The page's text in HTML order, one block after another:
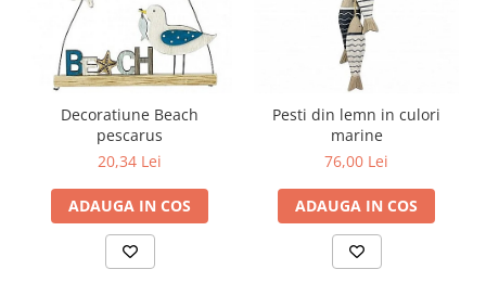
Decoratiune Beach
pescarus
20,34 Lei
ADAUGA IN COS
Pesti din lemn in culori
marine
76,00 Lei
ADAUGA IN COS